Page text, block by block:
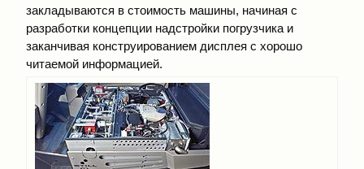
закладываются в стоимость машины, начиная с
разработки концепции надстройки погрузчика и
заканчивая конструированием дисплея с хорошо
читаемой информацией.